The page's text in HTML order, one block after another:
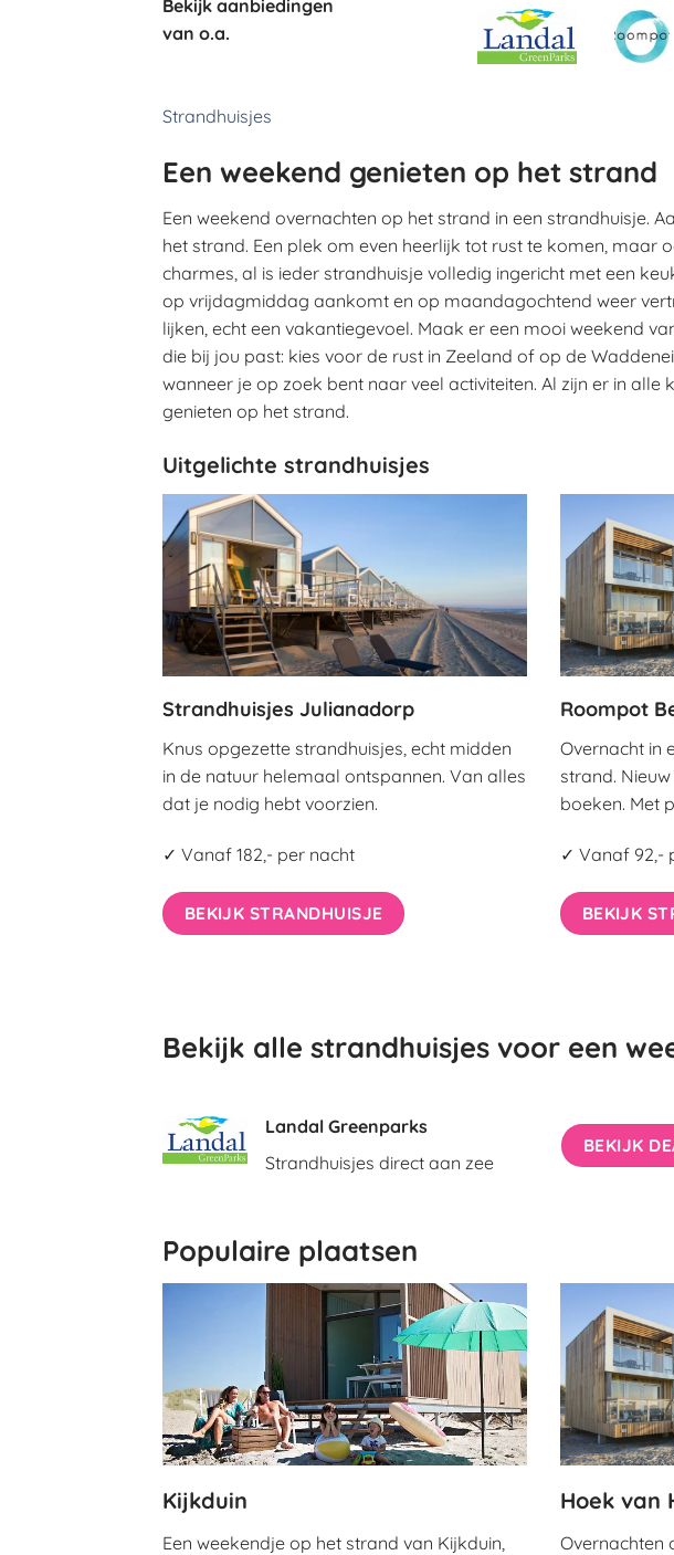
Bekijk aanbiedingen
van o.a.
Strandhuisjes
Een weekend genieten op het strand
Een weekend overnachten op het strand in een strandhuisje.
het strand. Een plek om even heerlijk tot rust te komen, maar
charmes, al is ieder strandhuisje volledig ingericht met een
op vrijdagmiddag aankomt en op maandagochtend weer
lijken, echt een vakantiegevoel. Maak er een mooi weekend
die bij jou past: kies voor de rust in Zeeland of op de
wanneer je op zoek bent naar veel activiteiten. Al zijn er in
genieten op het strand.
Uitgelichte strandhuisjes
Strandhuisjes Julianadorp
Knus opgezette strandhuisjes, echt midden
in de natuur helemaal ontspannen. Van alles
dat je nodig hebt voorzien.
✓ Vanaf 182,- per nacht
BEKIJK STRANDHUISJE
Roompot
Overnacht in
strand.
boeken. Met
✓ Vanaf 92,-
BEKIJK
Bekijk alle strandhuisjes voor een
Landal Greenparks
Strandhuisjes direct aan zee
BEKIJK
Populaire plaatsen
Kijkduin
Een weekendje op het strand van Kijkduin,
Hoek van
Overnachten